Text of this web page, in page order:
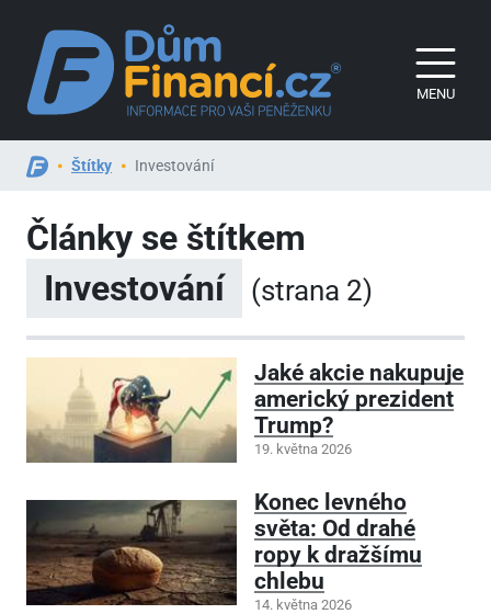
MENU
Štítky Investování
Články se štítkem
Investování
(strana 2)
Jaké akcie nakupuje
americký prezident
Trump?
19. května 2026
Konec levného
světa: Od drahé
ropy k dražšímu
chlebu
14. května 2026